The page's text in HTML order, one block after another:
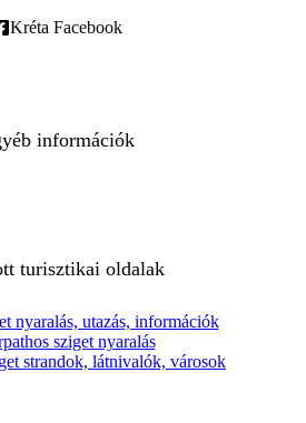
Kréta Facebook
információk
turisztikai oldalak